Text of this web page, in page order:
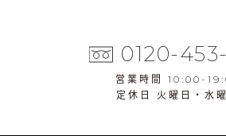
0120-
営業時間 10:00-
定休日 火曜日・水曜